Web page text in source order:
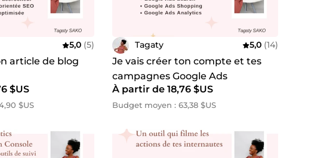
5,0 (5)
article de blog
$US
$US
Tagaty 5,0 (14)
Je vais créer ton compte et tes
campagnes Google Ads
À partir de 18,76 $US
Budget moyen : 63,38 $US